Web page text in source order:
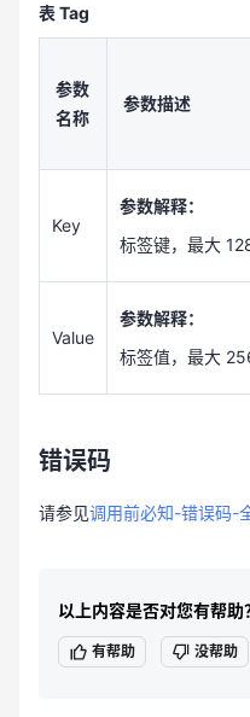
表 Tag
参数
名称
参数描述
Key
参数解释：
标签键，最大
Value
参数解释：
标签值，最大
错误码
请参见调用前必知-错误码-
以上内容是否对您有帮助
有帮助 没帮助